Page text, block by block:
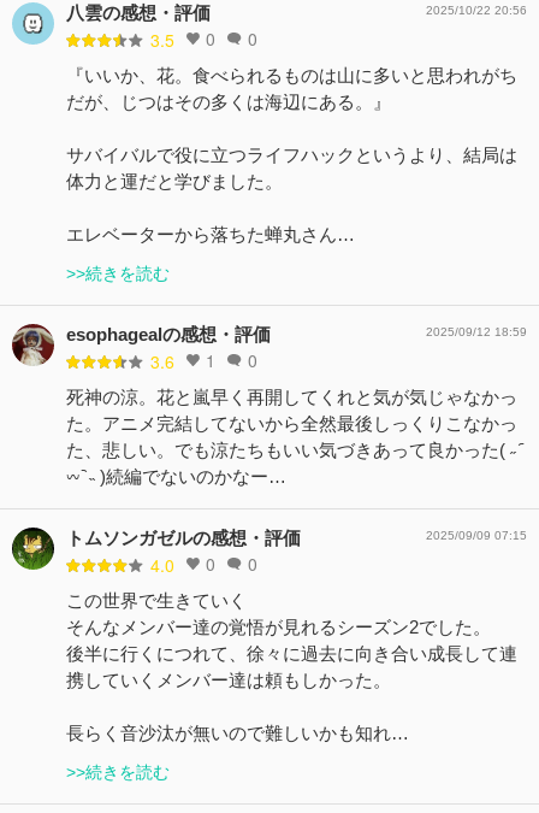
八雲の感想・評価
3.5 0 0
2025/10/22 20:56
『いいか、花。食べられるものは山に多いと思われがち
だが、じつはその多くは海辺にある。』
サバイバルで役に立つライフハックというより、結局は
体力と運だと学びました。
エレベーターから落ちた蝉丸さん…
>>続きを読む
esophagealの感想・評価
3.6 1 0
2025/09/12 18:59
死神の涼。花と嵐早く再開してくれと気が気じゃなかっ
た。アニメ完結してないから全然最後しっくりこなかっ
た、悲しい。でも涼たちもいい気づきあって良かった( ˶ ᷇
𖥦 ᷆ ˵ )続編でないのかなー…
トムソンガゼルの感想・評価
4.0 0 0
2025/09/09 07:15
この世界で生きていく
そんなメンバー達の覚悟が見れるシーズン2でした。
後半に行くにつれて、徐々に過去に向き合い成長して連
携していくメンバー達は頼もしかった。
長らく音沙汰が無いので難しいかも知れ…
>>続きを読む